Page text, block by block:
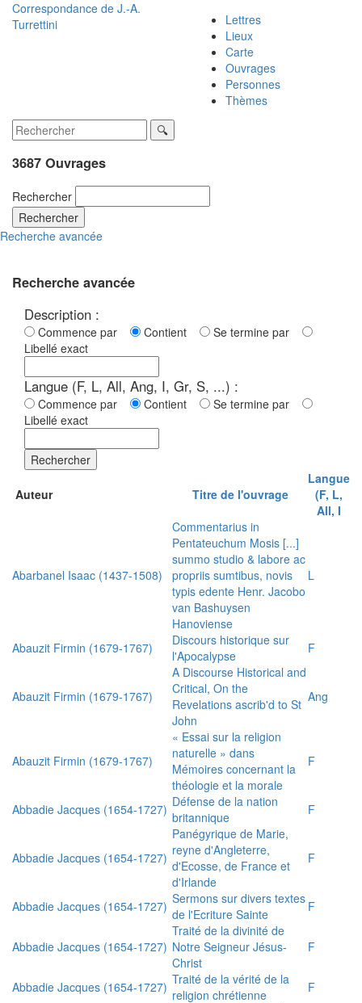
Correspondance de J.-A.
Turrettini
Lettres
Lieux
Carte
Ouvrages
Personnes
Thèmes
3687 Ouvrages
Rechercher
Rechercher
Recherche avancée
Recherche avancée
Description :
Commence par Contient
Se termine par
Libellé exact
Langue (F, L, All, Ang, I, Gr, S, ...) :
Commence par Contient
Se termine par
Libellé exact
Rechercher
Auteur Titre de l'ouvrage
Langue
(F, L,
All, I
Abarbanel Isaac (1437-1508)
Commentarius in
Pentateuchum Mosis [...]
summo studio & labore ac
propriis sumtibus, novis
typis edente Henr. Jacobo
van Bashuysen
Hanoviense
L
Abauzit Firmin (1679-1767)
Discours historique sur
l'Apocalypse
F
Abauzit Firmin (1679-1767)
A Discourse Historical and
Critical, On the
Revelations ascrib'd to St
John
Ang
Abauzit Firmin (1679-1767)
« Essai sur la religion
naturelle » dans
Mémoires concernant la
théologie et la morale
F
Abbadie Jacques (1654-1727) Défense de la nation
britannique
F
Abbadie Jacques (1654-1727)
Panégyrique de Marie,
reyne d'Angleterre,
d'Ecosse, de France et
d'Irlande
F
Abbadie Jacques (1654-1727) Sermons sur divers textes
de l'Ecriture Sainte
F
Abbadie Jacques (1654-1727)
Traité de la divinité de
Notre Seigneur Jésus-
Christ
F
Abbadie Jacques (1654-1727) Traité de la vérité de la
religion chrétienne
F